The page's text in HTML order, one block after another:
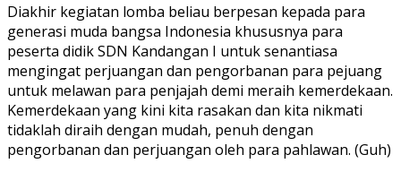
Diakhir kegiatan lomba beliau berpesan kepada para
generasi muda bangsa Indonesia khususnya para
peserta didik SDN Kandangan I untuk senantiasa
mengingat perjuangan dan pengorbanan para pejuang
untuk melawan para penjajah demi meraih kemerdekaan.
Kemerdekaan yang kini kita rasakan dan kita nikmati
tidaklah diraih dengan mudah, penuh dengan
pengorbanan dan perjuangan oleh para pahlawan. (Guh)